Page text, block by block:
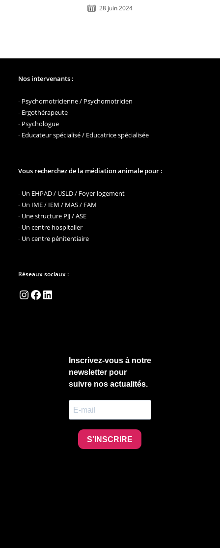
28 juin 2024
Nos intervenants :
- Psychomotricienne / Psychomotricien
- Ergothérapeute
- Psychologue
- Educateur spécialisé / Educatrice spécialisée
Vous recherchez de la médiation animale pour :
- Un EHPAD / USLD / Foyer logement
- Un IME / IEM / MAS / FAM
- Une structure PJJ / ASE
- Un centre hospitalier
- Un centre pénitentiaire
Réseaux sociaux :
Instagram
Facebook
LinkedIn